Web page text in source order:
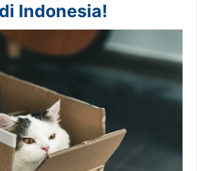
Indonesia!